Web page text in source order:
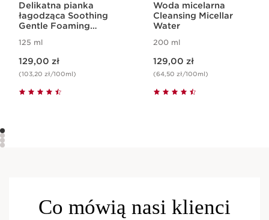
Delikatna pianka
łagodząca Soothing
Gentle Foaming
125 ml
129,00 zł
(103,20 zł/100ml)
Woda micelarna
Cleansing Micellar
Water
200 ml
129,00 zł
(64,50 zł/100ml)
Co mówią nasi klienci